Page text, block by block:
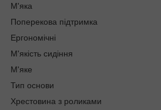
М'яка
Поперекова підтримка
Ергономічні
М'якість сидіння
М'яке
Тип основи
Хрестовина з роликами